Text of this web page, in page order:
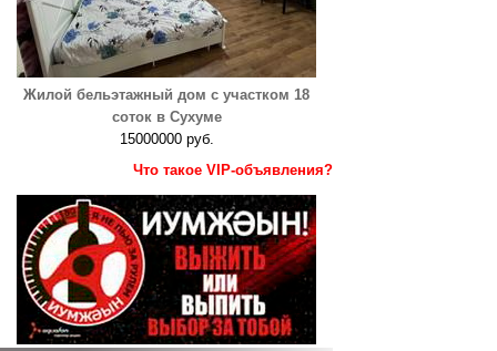
Жилой бельэтажный дом с участком 18
соток в Сухуме
15000000 руб.
Что такое VIP-объявления?